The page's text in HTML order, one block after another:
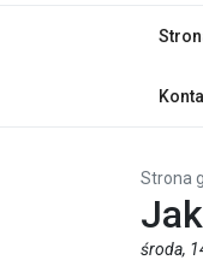
Strona
środa,